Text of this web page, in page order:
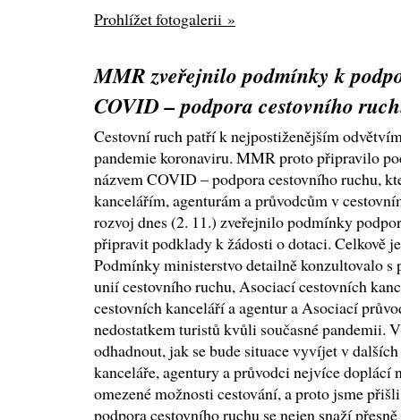
Prohlížet fotogalerii »
MMR zveřejnilo podmínky k
COVID – podpora cestovního
Cestovní ruch patří k nejpostiženějším
pandemie koronaviru. MMR proto připravilo
názvem COVID – podpora cestovního ruchu,
kancelářím, agenturám a průvodcům v
rozvoj dnes (2. 11.) zveřejnilo podmínky
připravit podklady k žádosti o dotaci. Celkově
Podmínky ministerstvo detailně konzultovalo s
unií cestovního ruchu, Asociací cestovních
cestovních kanceláří a agentur a Asociací
nedostatkem turistů kvůli současné pandemii.
odhadnout, jak se bude situace vyvíjet v
kanceláře, agentury a průvodci nejvíce doplácí
omezené možnosti cestování, a proto jsme
podpora cestovního ruchu se nejen snaží